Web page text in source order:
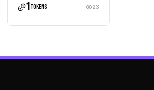
1tokens 23